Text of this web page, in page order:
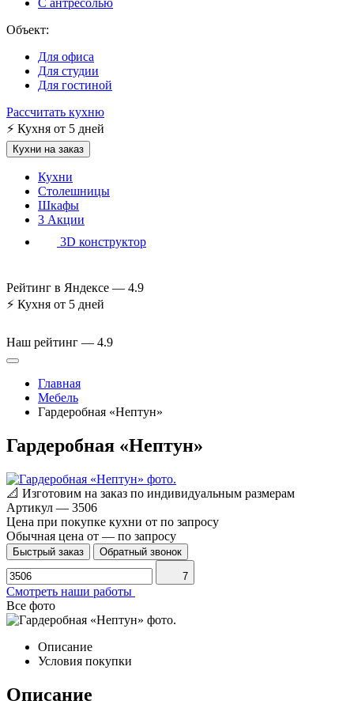
С антресолью
Объект:
Для офиса
Для студии
Для гостиной
Рассчитать кухню
⚡ Кухня от 5 дней
Кухни на заказ
Кухни
Столешницы
Шкафы
3 Акции
3D конструктор
Рейтинг в Яндексе — 4.9
⚡ Кухня от 5 дней
Наш рейтинг — 4.9
Главная
Мебель
Гардеробная «Нептун»
Гардеробная «Нептун»
📐 Изготовим на заказ по индивидуальным размерам
Артикул — 3506
Цена при покупке кухни от по запросу
Обычная цена от — по запросу
Быстрый заказ Обратный звонок
7
Смотреть наши работы
Все фото
Описание
Условия покупки
Описание